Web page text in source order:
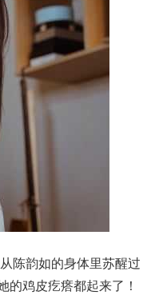
陈韵如的身体里苏醒过
的鸡皮疙瘩都起来了！